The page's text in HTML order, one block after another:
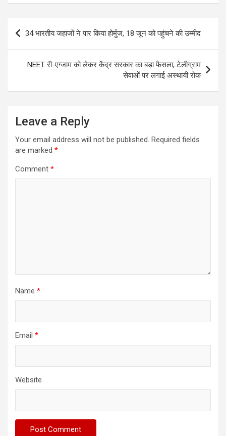
Post
navigation
34 भारतीय जहाजों ने पार किया होर्मुज, 18 जून को पहुंचने की उम्मीद
NEET री-एग्जाम को लेकर केंद्र सरकार का बड़ा फैसला, टेलीग्राम
सेवाओं पर लगाई अस्थायी रोक
Leave a Reply
Your email address will not be published. Required fields
are marked *
Comment *
Name *
Email *
Website